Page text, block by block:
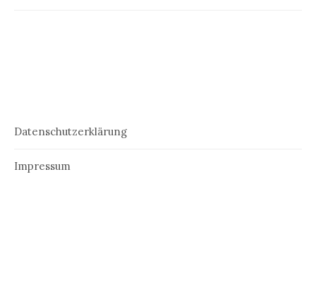
Datenschutzerklärung
Impressum